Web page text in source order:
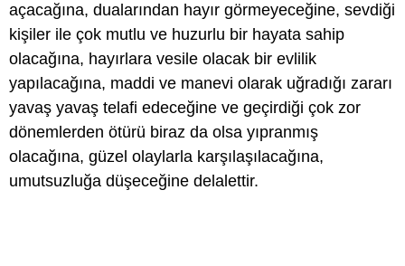
açacağına, dualarından hayır görmeyeceğine, sevdiği
kişiler ile çok mutlu ve huzurlu bir hayata sahip
olacağına, hayırlara vesile olacak bir evlilik
yapılacağına, maddi ve manevi olarak uğradığı zararı
yavaş yavaş telafi edeceğine ve geçirdiği çok zor
dönemlerden ötürü biraz da olsa yıpranmış
olacağına, güzel olaylarla karşılaşılacağına,
umutsuzluğa düşeceğine delalettir.